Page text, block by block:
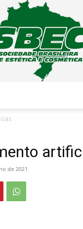
Brasileira
de 2021